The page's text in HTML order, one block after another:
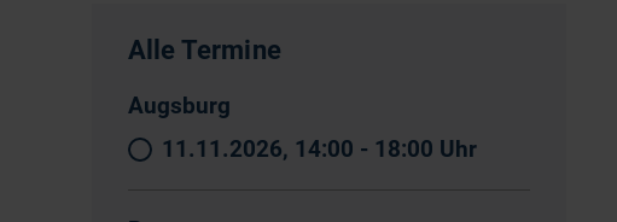
Alle Termine
Augsburg
11.11.2026, 14:00 - 18:00 Uhr